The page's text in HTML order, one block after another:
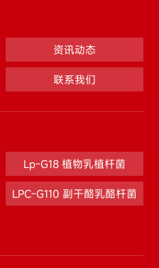
资讯动态
联系我们
Lp-G18 植物乳植杆菌
LPC-G110 副干酪乳酪杆菌